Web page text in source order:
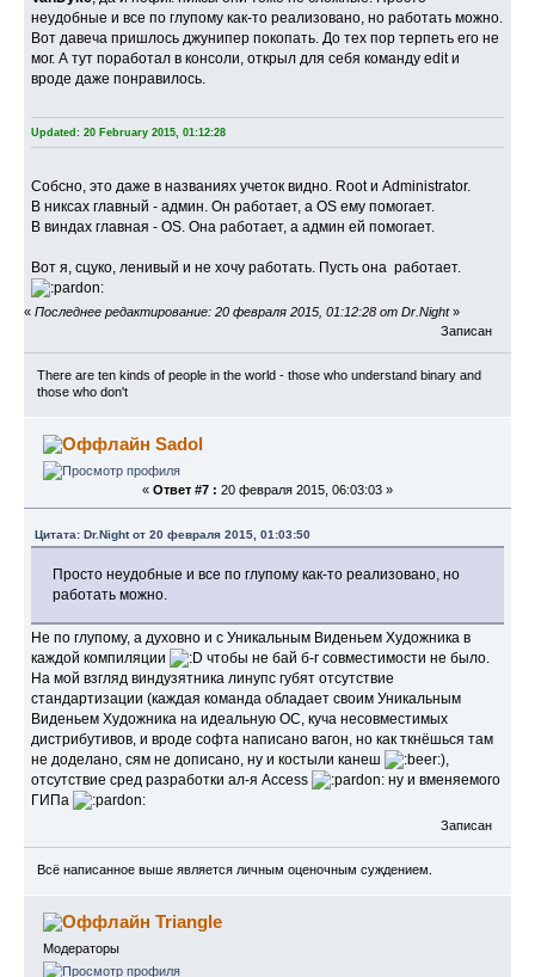
неудобные и все по глупому как-то реализовано, но работать можно.
Вот давеча пришлось джунипер покопать. До тех пор терпеть его не
мог. А тут поработал в консоли, открыл для себя команду edit и
вроде даже понравилось.
Updated: 20 February 2015, 01:12:28
Собсно, это даже в названиях учеток видно. Root и Administrator.
В никсах главный - админ. Он работает, а OS ему помогает.
В виндах главная - OS. Она работает, а админ ей помогает.
Вот я, сцуко, ленивый и не хочу работать. Пусть она работает.
« Последнее редактирование: 20 февраля 2015, 01:12:28 от Dr.Night»
Записан
There are ten kinds of people in the world - those who understand binary and
those who don't
Sadol
« Ответ #7 : 20 февраля 2015, 06:03:03 »
Цитата: Dr.Night от 20 февраля 2015, 01:03:50
Просто неудобные и все по глупому как-то реализовано, но
работать можно.
Не по глупому, а духовно и с Уникальным Виденьем Художника в
каждой компиляции
чтобы не бай б-г совместимости не было.
На мой взгляд виндузятника линупс губят отсутствие
стандартизации (каждая команда обладает своим Уникальным
Виденьем Художника на идеальную ОС, куча несовместимых
дистрибутивов, и вроде софта написано вагон, но как ткнёшься там
не доделано, сям не дописано, ну и костыли канеш
),
отсутствие сред разработки ал-я Access
ну и вменяемого
ГИПа
Записан
Всё написанное выше является личным оценочным суждением.
Triangle
Модераторы